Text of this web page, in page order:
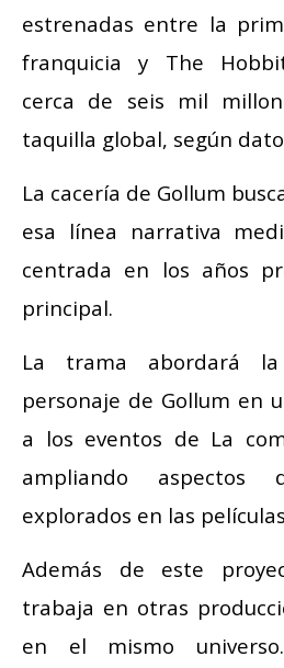
estrenadas entre la
franquicia y The
cerca de seis mil
taquilla global, según
La cacería de Gollum
esa línea narrativa
centrada en los años
principal.
La trama abordará la
personaje de Gollum en
a los eventos de La
ampliando aspectos
explorados en las
Además de este
trabaja en otras
en el mismo